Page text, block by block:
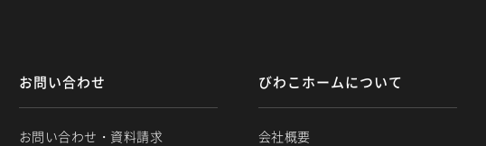
お問い合わせ
お問い合わせ・資料請求
びわこホームについて
会社概要